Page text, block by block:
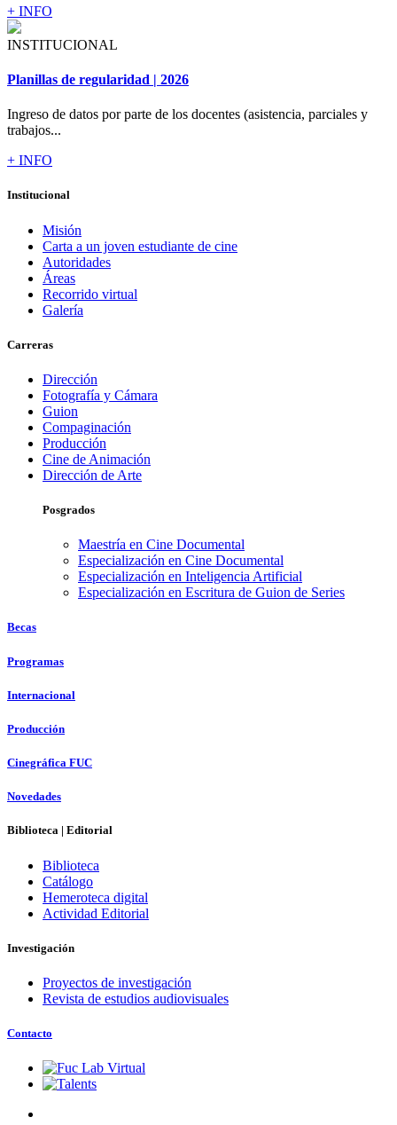
+ INFO
INSTITUCIONAL
Planillas de regularidad | 2026
Ingreso de datos por parte de los docentes (asistencia, parciales y
trabajos...
+ INFO
Institucional
Misión
Carta a un joven estudiante de cine
Autoridades
Áreas
Recorrido virtual
Galería
Carreras
Dirección
Fotografía y Cámara
Guion
Compaginación
Producción
Cine de Animación
Dirección de Arte
Posgrados
Maestría en Cine Documental
Especialización en Cine Documental
Especialización en Inteligencia Artificial
Especialización en Escritura de Guion de Series
Becas
Programas
Internacional
Producción
Cinegráfica FUC
Novedades
Biblioteca | Editorial
Biblioteca
Catálogo
Hemeroteca digital
Actividad Editorial
Investigación
Proyectos de investigación
Revista de estudios audiovisuales
Contacto